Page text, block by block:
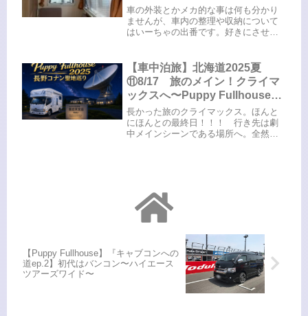
車の外装とかメカ的な事は何も分かり
ませんが、車内の整理や収納について
はいーちゃの出番です。好きにさせて
れてみるというのは随時更新していく
として、とりあえず現段階でご紹介で
き...
【車中泊旅】北海道2025夏
⑪8/17 旅のメイン！クライマ
ックスへ〜Puppy Fullhouse初
の北海道、からの長野聖地巡礼
長かった旅のクライマックス。ほんと
にほんとの最終日！！！ 行き先は劇
中メインシーンである場所へ。全然コ
【Puppy Fullhouse】『キャブコンへの
道ep.2】初代はバンコン〜ハイエース
ツアーズワイド〜